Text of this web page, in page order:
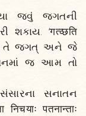
જવું જગતની
શકાય. ‘गत्व्छति
તે જગત્‌ અને જે
જ આમ તો
સનાતન
पतनान्ताः